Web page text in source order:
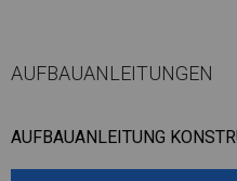
AUFBAUANLEITUNGEN
AUFBAUANLEITUNG